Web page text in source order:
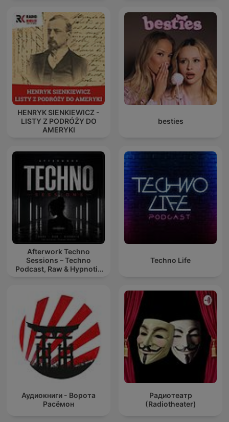
HENRYK SIENKIEWICZ -
LISTY Z PODRÓŻY DO
AMERYKI
besties
Afterwork Techno
Sessions – Techno
Podcast, Raw & Hypnotic
Techno Life
Аудиокниги - Ворота
Расёмон
Радиотеатр
(Radiotheater)